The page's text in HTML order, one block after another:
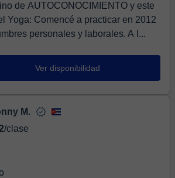
de AUTOCONOCIMIENTO y este
Yoga: Comencé a practicar en 2012
personales y laborales. A l...
Ver disponibilidad
M.
/clase